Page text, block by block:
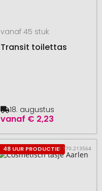
vanaf 45 stuk
Transit toilettas
vanaf € 2,23
18. augustus
48 UUR PRODUCTIE# 170.213564